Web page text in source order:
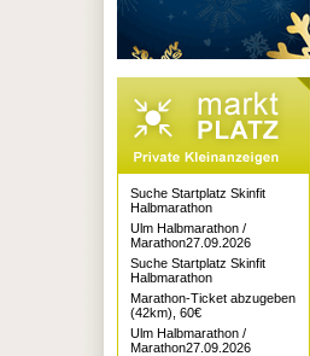
Suche Startplatz Skinfit
Halbmarathon
Ulm Halbmarathon /
Marathon27.09.2026
Suche Startplatz Skinfit
Halbmarathon
Marathon-Ticket abzugeben
(42km), 60€
Ulm Halbmarathon /
Marathon27.09.2026